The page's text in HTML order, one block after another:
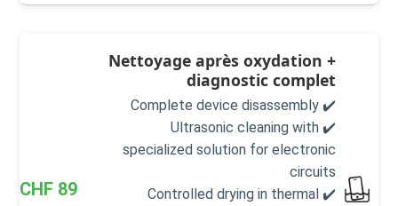
Nettoyage après oxydation +
diagnostic complet
✔️ Complete device disassembly
✔️ Ultrasonic cleaning with
specialized solution for electronic
circuits
✔️ Controlled drying in thermal
89